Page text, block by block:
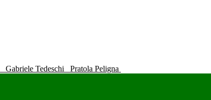
Gabriele Tedeschi Pratola Peligna